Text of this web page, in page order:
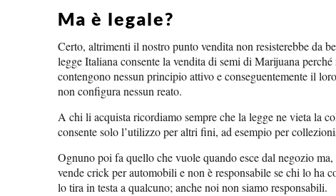
Ma è legale?
Certo, altrimenti il nostro punto vendita non resisterebbe da
legge Italiana consente la vendita di semi di Marijuana perché
contengono nessun principio attivo e conseguentemente il
non configura nessun reato.
A chi li acquista ricordiamo sempre che la legge ne vieta la
consente solo l’utilizzo per altri fini, ad esempio per
Ognuno poi fa quello che vuole quando esce dal negozio
vende crick per automobili e non è responsabile se chi lo ha
lo tira in testa a qualcuno; anche noi non siamo responsabili.